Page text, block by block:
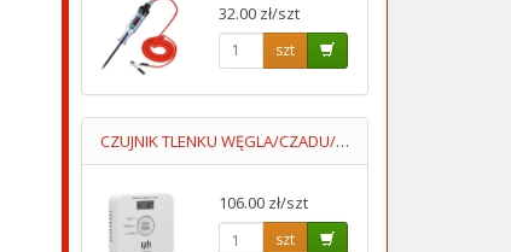
32.00 zł/szt
szt
CZUJNIK TLENKU WĘGLA/CZADU/DCA004 Z WYŚWIETLACZEM 2XAA LUMIO
106.00 zł/szt
szt